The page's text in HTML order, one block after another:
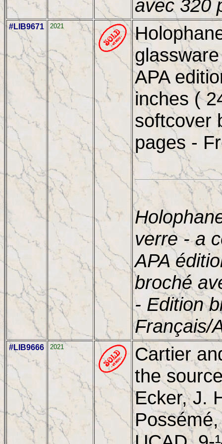
avec 320
#LIB9671 2021
APA
inches (
softcover
pages -
verre - a
APA
broché
- Edition
Français/
#LIB9666 2021
Cartier
the
Ecker, J.